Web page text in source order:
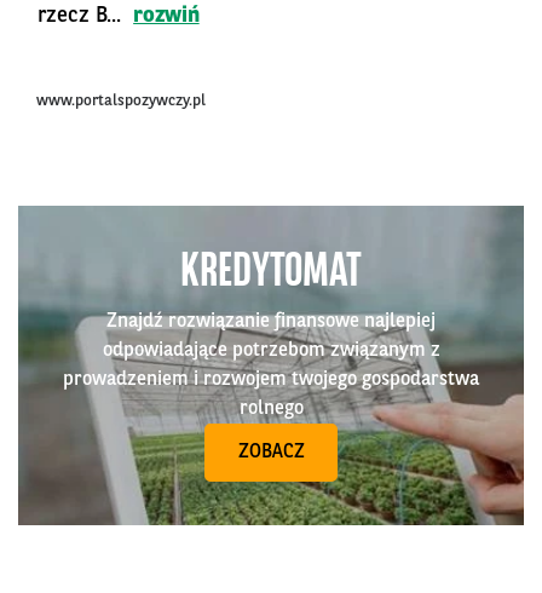
rzecz B...
rozwiń
www.portalspozywczy.pl
KREDYTOMAT
Znajdź rozwiązanie finansowe najlepiej
odpowiadające potrzebom związanym z
prowadzeniem i rozwojem twojego gospodarstwa
rolnego
ZOBACZ